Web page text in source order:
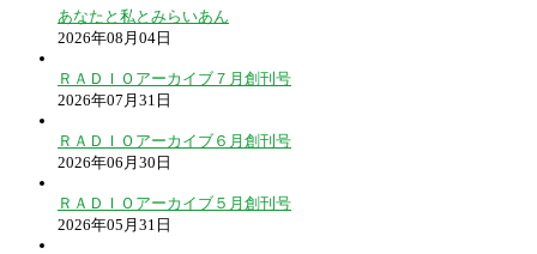
あなたと私とみらいあん
2026年08月04日
ＲＡＤＩＯアーカイブ７月創刊号
2026年07月31日
ＲＡＤＩＯアーカイブ６月創刊号
2026年06月30日
ＲＡＤＩＯアーカイブ５月創刊号
2026年05月31日